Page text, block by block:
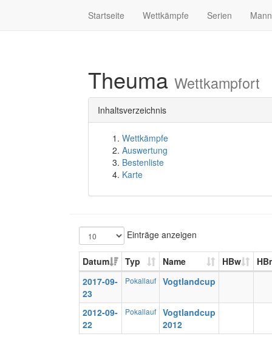
Startseite Wettkämpfe Serien
Theuma Wettkampfort
Inhaltsverzeichnis
Wettkämpfe
Auswertung
Bestenliste
Karte
Einträge anzeigen
Datum Typ Name HBw
2017-09-
23
Pokallauf Vogtlandcup
2012-09-
22
Pokallauf
Vogtlandcup
2012